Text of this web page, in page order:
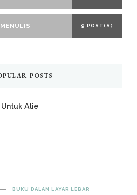
9 POST(S)
POSTS
BUKU DALAM LAYAR LEBAR